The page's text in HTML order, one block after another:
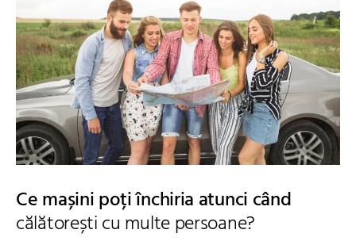
Ce mașini poți închiria atunci când
călătorești cu multe persoane?